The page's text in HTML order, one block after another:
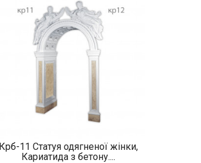
Крб-11 Статуя одягненої жінки,
Кариатида з бетону....